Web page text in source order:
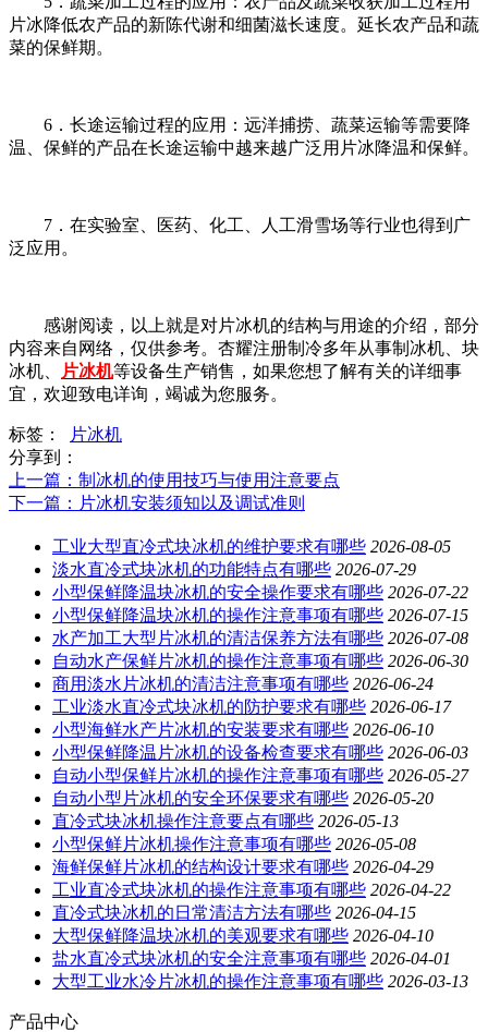
片冰降低农产品的新陈代谢和细菌滋长速度。延长农产品和蔬
菜的保鲜期。
6．长途运输过程的应用：远洋捕捞、蔬菜运输等需要降
温、保鲜的产品在长途运输中越来越广泛用片冰降温和保鲜。
7．在实验室、医药、化工、人工滑雪场等行业也得到广
泛应用。
感谢阅读，以上就是对片冰机的结构与用途的介绍，部分
内容来自网络，仅供参考。杏耀注册制冷多年从事制冰机、块
冰机、
片冰机等设备生产销售，如果您想了解有关的详细事
宜，欢迎致电详询，竭诚为您服务。
标签：
片冰机
分享到：
上一篇 ：制冰机的使用技巧与使用注意要点
下一篇 ：片冰机安装须知以及调试准则
工业大型直冷式块冰机的维护要求有哪些 2026-08-05
淡水直冷式块冰机的功能特点有哪些 2026-07-29
小型保鲜降温块冰机的安全操作要求有哪些 2026-07-22
小型保鲜降温块冰机的操作注意事项有哪些 2026-07-15
水产加工大型片冰机的清洁保养方法有哪些 2026-07-08
自动水产保鲜片冰机的操作注意事项有哪些 2026-06-30
商用淡水片冰机的清洁注意事项有哪些 2026-06-24
工业淡水直冷式块冰机的防护要求有哪些 2026-06-17
小型海鲜水产片冰机的安装要求有哪些 2026-06-10
小型保鲜降温片冰机的设备检查要求有哪些 2026-06-03
自动小型保鲜片冰机的操作注意事项有哪些 2026-05-27
自动小型片冰机的安全环保要求有哪些 2026-05-20
直冷式块冰机操作注意要点有哪些 2026-05-13
小型保鲜片冰机操作注意事项有哪些 2026-05-08
海鲜保鲜片冰机的结构设计要求有哪些 2026-04-29
工业直冷式块冰机的操作注意事项有哪些 2026-04-22
直冷式块冰机的日常清洁方法有哪些 2026-04-15
大型保鲜降温块冰机的美观要求有哪些 2026-04-10
盐水直冷式块冰机的安全注意事项有哪些 2026-04-01
大型工业水冷片冰机的操作注意事项有哪些 2026-03-13
产品中心